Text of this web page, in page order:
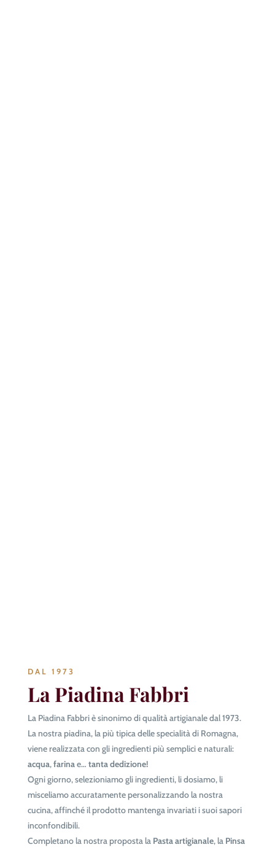
DAL 1973
La Piadina Fabbri
La Piadina Fabbri è sinonimo di qualità artigianale dal 1973.
La nostra piadina, la più tipica delle specialità di Romagna,
viene realizzata con gli ingredienti più semplici e naturali:
acqua,farinae… tanta dedizione!
Ogni giorno, selezioniamo gli ingredienti, li dosiamo, li
misceliamo accuratamente personalizzando la nostra
cucina, affinché il prodotto mantenga invariati i suoi sapori
inconfondibili.
Completano la nostra proposta la Pasta artigianale, la Pinsa